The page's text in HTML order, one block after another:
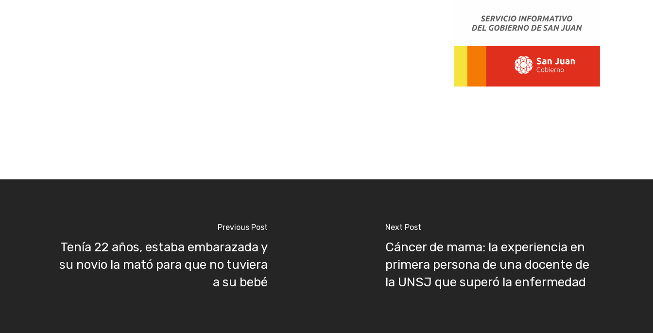
Previous Post
Tenía 22 años, estaba embarazada y
su novio la mató para que no tuviera
a su bebé
Next Post
Cáncer de mama: la experiencia en
primera persona de una docente de
la UNSJ que superó la enfermedad